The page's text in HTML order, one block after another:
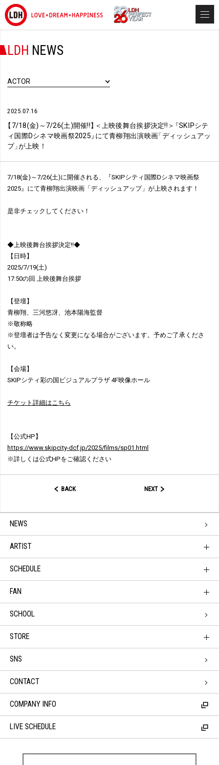
LDH NEWS
ACTOR
2025.07.16
【 7/18(金)～7/26(土)開催!!】＜上映後舞台挨拶決定!!＞『SKIPシテ
ィ国際Dシネマ映画祭2025』にて青柳翔出演映画「ディッシュアッ
プ」が上映！
7/18(金)～7/26(土)に開催される、『SKIPシティ国際Dシネマ映画祭
2025』にて青柳翔出演映画「ディッシュアップ」が上映されます！
是非チェックしてください！
◆上映後舞台挨拶決定!!◆
【日時】
2025/7/19(土)
17:50の回 上映後舞台挨拶
【登壇】
青柳翔、三河悠冴、池本陽海監督
※敬称略
※登壇者は予告なく変更になる場合がございます。予めご了承くださ
い。
【会場】
SKIPシティ彩の国ビジュアルプラザ 4F映像ホール
チケット詳細はこちら
【公式HP】
https://www.skipcity-dcf.jp/2025/films/sp01.html
※詳しくは公式HPをご確認ください
BACK NEXT
NEWS
ARTIST
SCHEDULE
FAN
SCHOOL
STORE
SNS
CONTACT
COMPANY INFO
LIVE SCHEDULE